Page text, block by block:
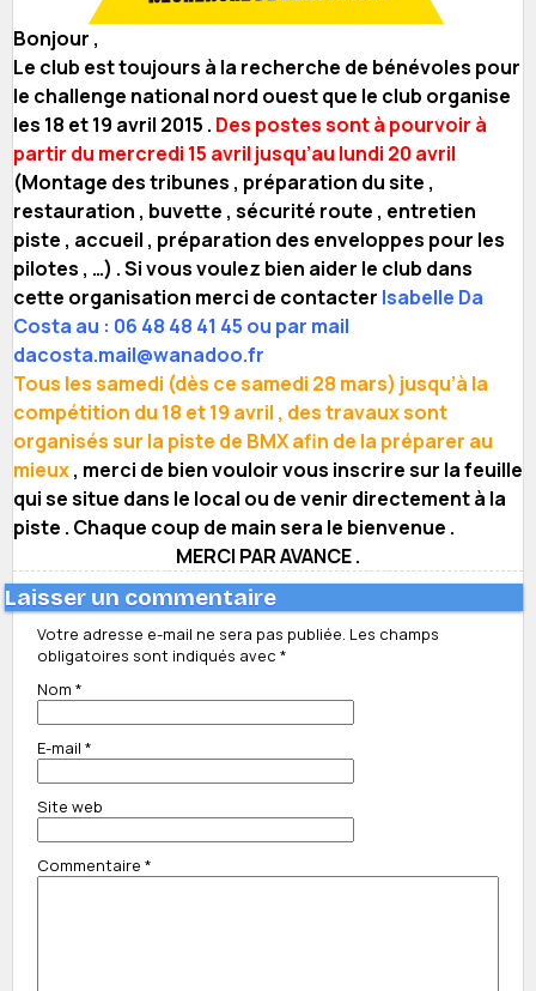
Bonjour ,
Le club est toujours à la recherche de bénévoles pour
le challenge national nord ouest que le club organise
les 18 et 19 avril 2015 . Des postes sont à pourvoir à
partir du mercredi 15 avril jusqu’au lundi 20 avril
(Montage des tribunes , préparation du site ,
restauration , buvette , sécurité route , entretien
piste , accueil , préparation des enveloppes pour les
pilotes , …) . Si vous voulez bien aider le club dans
cette organisation merci de contacter Isabelle Da
Costa au : 06 48 48 41 45 ou par mail
dacosta.mail@wanadoo.fr
Tous les samedi (dès ce samedi 28 mars) jusqu’à la
compétition du 18 et 19 avril , des travaux sont
organisés sur la piste de BMX afin de la préparer au
mieux, merci de bien vouloir vous inscrire sur la feuille
qui se situe dans le local ou de venir directement à la
piste . Chaque coup de main sera le bienvenue .
MERCI PAR AVANCE .
Laisser un commentaire
Votre adresse e-mail ne sera pas publiée. Les champs
obligatoires sont indiqués avec *
Nom *
E-mail *
Site web
Commentaire *